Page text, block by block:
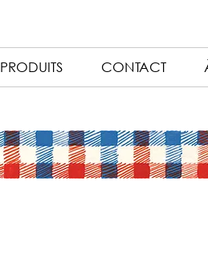
PRODUITS CONTACT